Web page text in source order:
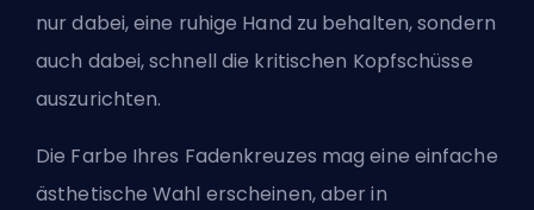
nur dabei, eine ruhige Hand zu behalten, sondern
auch dabei, schnell die kritischen Kopfschüsse
auszurichten.
Die Farbe Ihres Fadenkreuzes mag eine einfache
ästhetische Wahl erscheinen, aber in